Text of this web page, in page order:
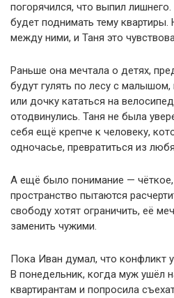
погорячился, что выпил
будет поднимать тему
между ними, и Таня это
Раньше она мечтала о детях,
будут гулять по лесу с
или дочку кататься на
отодвинулись. Таня не была
себя ещё крепче к человеку,
одночасье, превратиться из
А ещё было понимание — чёткое,
пространство пытаются
свободу хотят ограничить, её
заменить чужими.
Пока Иван думал, что конфликт
В понедельник, когда муж ушёл
квартирантам и попросила